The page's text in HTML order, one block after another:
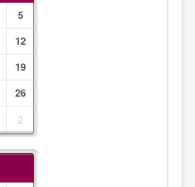
5
12
19
26
2